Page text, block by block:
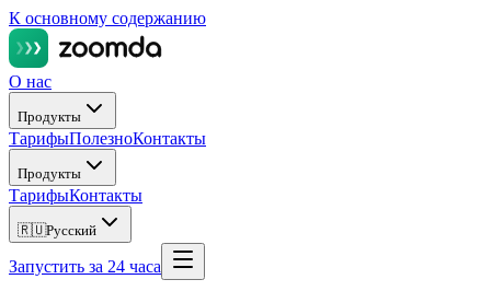
К основному содержанию
О нас
Продукты
ТарифыПолезноКонтакты
Продукты
ТарифыКонтакты
🇷🇺Русский
Запустить за 24 часа